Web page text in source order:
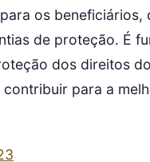
os beneficiários,
de proteção. É
dos direitos
para a